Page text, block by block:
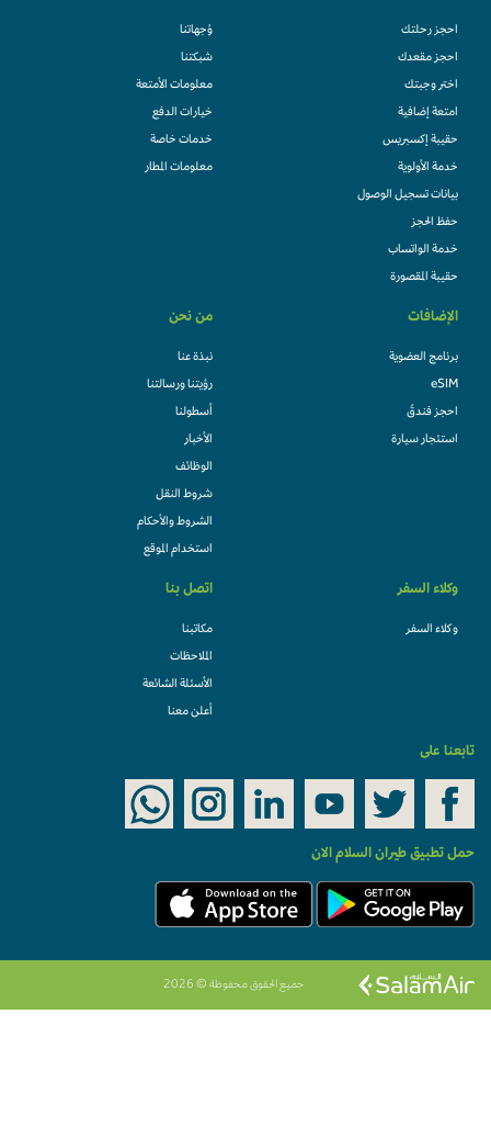
احجز رحلتك
احجز مقعدك
اختر وجبتك
امتعة إضافية
حقيبة إكسبريس
خدمة الأولوية
بيانات تسجيل الوصول
حفظ الحجز
خدمة الواتساب
حقيبة المقصورة
وُجهاتنا
شبكتنا
معلومات الأمتعة
خيارات الدفع
خدمات خاصة
معلومات المطار
الإضافات
برنامج العضوية
eSIM
احجز فندقً
استئجار سيارة
من نحن
نبذة عنا
رؤيتنا ورسالتنا
أسطولنا
الأخبار
الوظائف
شروط النقل
الشروط والأحكام
استخدام الموقع
وكلاء السفر
وكلاء السفر
اتصل بنا
مكاتبنا
الملاحظات
الأسئلة الشائعة
أعلن معنا
تابعنا على
حمل تطبيق طيران السلام الان
جميع الحقوق محفوظة © 2026